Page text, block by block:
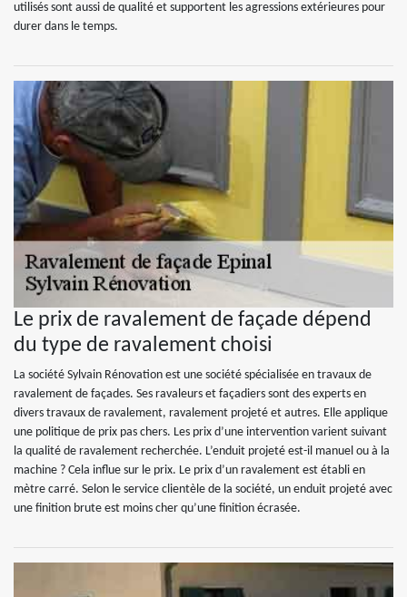
utilisés sont aussi de qualité et supportent les agressions extérieures pour
durer dans le temps.
Le prix de ravalement de façade dépend
du type de ravalement choisi
La société Sylvain Rénovation est une société spécialisée en travaux de
ravalement de façades. Ses ravaleurs et façadiers sont des experts en
divers travaux de ravalement, ravalement projeté et autres. Elle applique
une politique de prix pas chers. Les prix d’une intervention varient suivant
la qualité de ravalement recherchée. L’enduit projeté est-il manuel ou à la
machine ? Cela influe sur le prix. Le prix d’un ravalement est établi en
mètre carré. Selon le service clientèle de la société, un enduit projeté avec
une finition brute est moins cher qu’une finition écrasée.